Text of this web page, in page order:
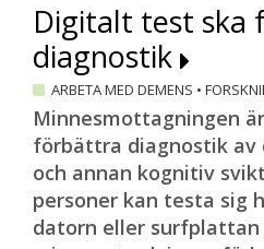
Digitalt test ska
diagnostik
ARBETA MED DEMENS •
Minnesmottagningen
förbättra diagnostik av
och annan kognitiv
personer kan testa sig
datorn eller